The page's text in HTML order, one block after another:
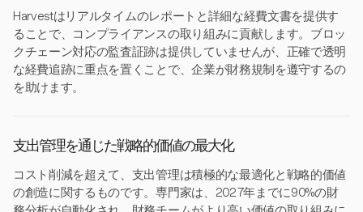
Harvestはリアルタイムのレポートと詳細な経費文書を提供す
ることで、コンプライアンスの取り組みに貢献します。ブロッ
クチェーン対応の監査証跡は提供していませんが、正確で透明
な経費追跡に重点を置くことで、企業が財務規制を遵守するの
を助けます。
支出管理を通じた戦略的価値の最大化
コスト削減を超えて、支出管理は積極的な最適化と戦略的価値
の創造に関するものです。専門家は、2027年までに90%の財